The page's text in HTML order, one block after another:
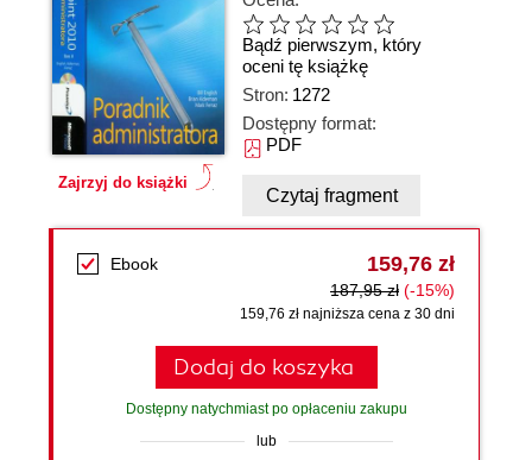
Zajrzyj do książki
Bądź pierwszym, który
oceni tę książkę
Stron: 1272
Dostępny format:
PDF
Czytaj fragment
Ebook 159,76 zł
187,95 zł (-15%)
159,76 zł najniższa cena z 30 dni
Dodaj do koszyka
Dostępny natychmiast po opłaceniu zakupu
lub